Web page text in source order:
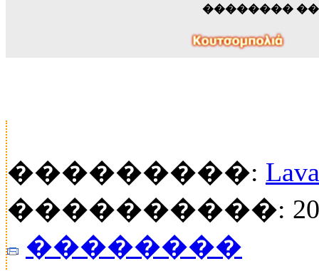
��������
���������:
����������:
��������